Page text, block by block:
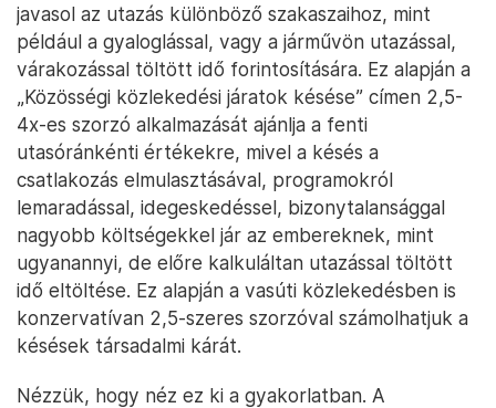
javasol az utazás különböző szakaszaihoz, mint
például a gyaloglással, vagy a járművön utazással,
várakozással töltött idő forintosítására. Ez alapján a
„Közösségi közlekedési járatok késése” címen 2,5-
4x-es szorzó alkalmazását ajánlja a fenti
utasóránkénti értékekre, mivel a késés a
csatlakozás elmulasztásával, programokról
lemaradással, idegeskedéssel, bizonytalansággal
nagyobb költségekkel jár az embereknek, mint
ugyanannyi, de előre kalkuláltan utazással töltött
idő eltöltése. Ez alapján a vasúti közlekedésben is
konzervatívan 2,5-szeres szorzóval számolhatjuk a
késések társadalmi kárát.
Nézzük, hogy néz ez ki a gyakorlatban. A